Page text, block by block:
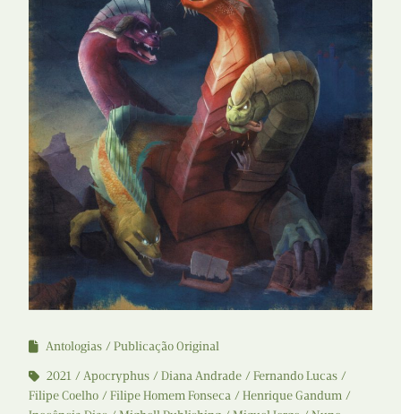
Antologias
Publicação Original
2021
Apocryphus Diana Andrade
Fernando Lucas
Filipe Coelho
Filipe Homem Fonseca
Henrique Gandum